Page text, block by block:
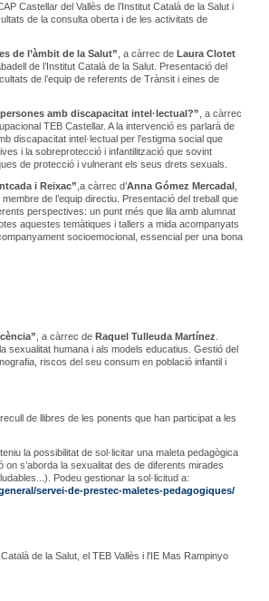
Castellar del Vallès de l’Institut Català de la Salut i
de la consulta oberta i de les activitats de
de l’àmbit de la Salut” , a càrrec de Laura Clotet
de l’Institut Català de la Salut. Presentació del
de l’equip de referents de Trànsit i eines de
amb discapacitat intel·lectual?” , a càrrec
TEB Castellar. A la intervenció es parlarà de
discapacitat intel·lectual per l’estigma social que
i la sobreprotecció i infantilització que sovint
de protecció i vulnerant els seus drets sexuals.
i Reixac” ,a càrrec d’Anna Gómez Mercadal
de l’equip directiu. Presentació del treball que
perspectives: un punt més que lila amb alumnat
aquestes temàtiques i tallers a mida acompanyats
socioemocional, essencial per una bona
, a càrrec de Raquel Tulleuda Martínez
sexualitat humana i als models educatius. Gestió del
riscos del seu consum en població infantil i
de llibres de les ponents que han participat a les
la possibilitat de sol·licitar una maleta pedagògica
s’aborda la sexualitat des de diferents mirades
Podeu gestionar la sol·licitud a:
servei-de-prestec-maletes-pedagogiques/
de la Salut, el TEB Vallès i l'IE Mas Rampinyo